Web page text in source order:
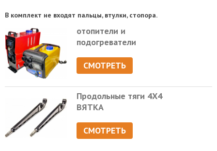
В комплект не входят пальцы, втулки, стопора.
отопители и
подогреватели
СМОТРЕТЬ
Продольные тяги 4Х4
ВЯТКА
СМОТРЕТЬ